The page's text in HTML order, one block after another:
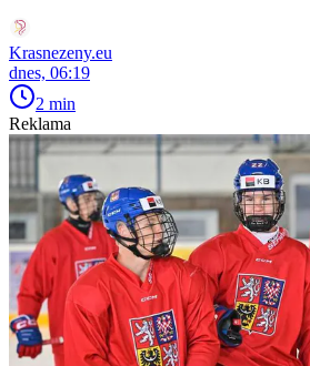
Krasnezeny.eu
dnes, 06:19
2 min
Reklama